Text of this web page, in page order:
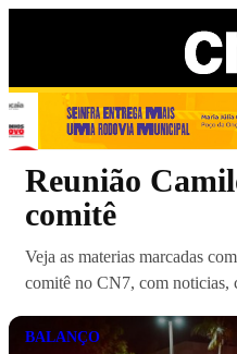
Reunião
comitê
Veja as materias marcadas
comitê no CN7, com noticias,
BALANÇO